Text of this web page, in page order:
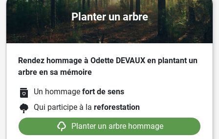
Planter un arbre
Rendez hommage à Odette DEVAUX en plantant un
arbre en sa mémoire
Un hommage fort de sens
Qui participe à la reforestation
Planter un arbre hommage